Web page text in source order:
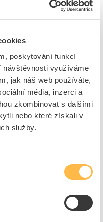
poskytování funkcí
návštěvnosti využíváme
jak náš web používáte,
média, inzerci a
zkombinovat s dalšími
nebo které získali v
služby.